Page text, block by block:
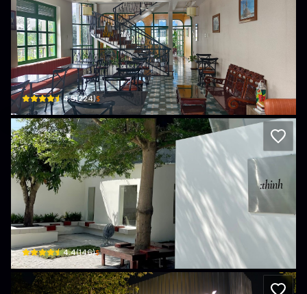
La Comé Cafe
416 Đường 30 tháng 4 · Khu phố 1, Tan Ninh
4.5(224)$
:thinh coffee
10 Đường số 2 · Khu phố 1
4.4(146)$